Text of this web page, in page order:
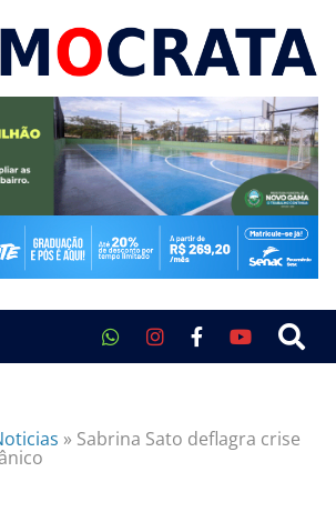
» Sabrina Sato deflagra crise